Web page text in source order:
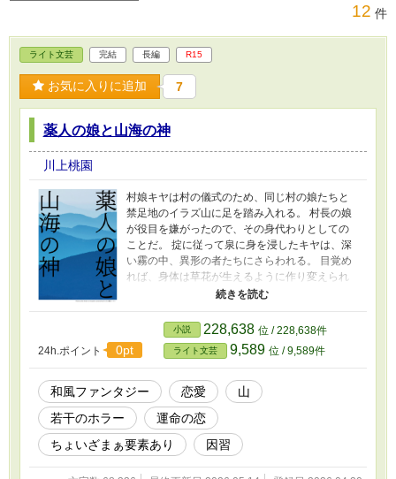
12 件
ライト文芸 完結 長編 R15
お気に入りに追加 7
薬人の娘と山海の神
川上桃園
村娘キヤは村の儀式のため、同じ村の娘たちと
禁足地のイラズ山に足を踏み入れる。 村長の娘
が役目を嫌がったので、その身代わりとしての
ことだ。 掟に従って泉に身を浸したキヤは、深
い霧の中、異形の者たちにさらわれる。 目覚め
れば、身体は草花が生えるように作り変えられ
ていた。 たどり着いたのは異界の地、山海《さ
んがい》。キヤは「お社さま」と呼ばれる怪物
の元に供物として捧げられ――。 優しい婚約者
とはもう会えない。 だがどこかでわかっていた
――キヤはイラズ山に"呼ばれて"いたのだと。
一方、山海の近くのムラには、異母妹の恋慕を
振り切り、死に誘われるように山海へ立ち入ろ
うとする若者タシギがいた。 彼は、万病を癒す
という「薬人」を狩ろうとしていて――。 禁忌
の地に招かれた少女と、踏み入る者。交錯する
数奇な運命を描く和風ファンタジー。 タイトル
は「くすりびとのむすめとさんがいのかみ」 第
24h.ポイント 0pt
小説 228,638 位 / 228,638件
ライト文芸 9,589 位 / 9,589件
和風ファンタジー 恋愛
山
若干のホラー
運命の恋
ちょいざまぁ要素あり
因習